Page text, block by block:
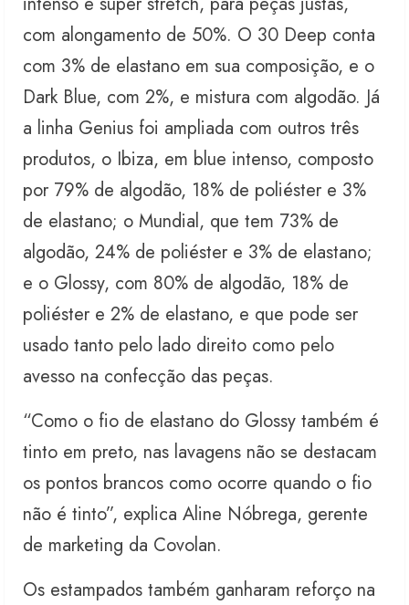
com alongamento de 50%. O 30 Deep conta
com 3% de elastano em sua composição, e o
Dark Blue, com 2%, e mistura com algodão. Já
a linha Genius foi ampliada com outros três
produtos, o Ibiza, em blue intenso, composto
por 79% de algodão, 18% de poliéster e 3%
de elastano; o Mundial, que tem 73% de
algodão, 24% de poliéster e 3% de elastano;
e o Glossy, com 80% de algodão, 18% de
poliéster e 2% de elastano, e que pode ser
usado tanto pelo lado direito como pelo
avesso na confecção das peças.
“Como o fio de elastano do Glossy também é
tinto em preto, nas lavagens não se destacam
os pontos brancos como ocorre quando o fio
não é tinto”, explica Aline Nóbrega, gerente
de marketing da Covolan.
Os estampados também ganharam reforço na